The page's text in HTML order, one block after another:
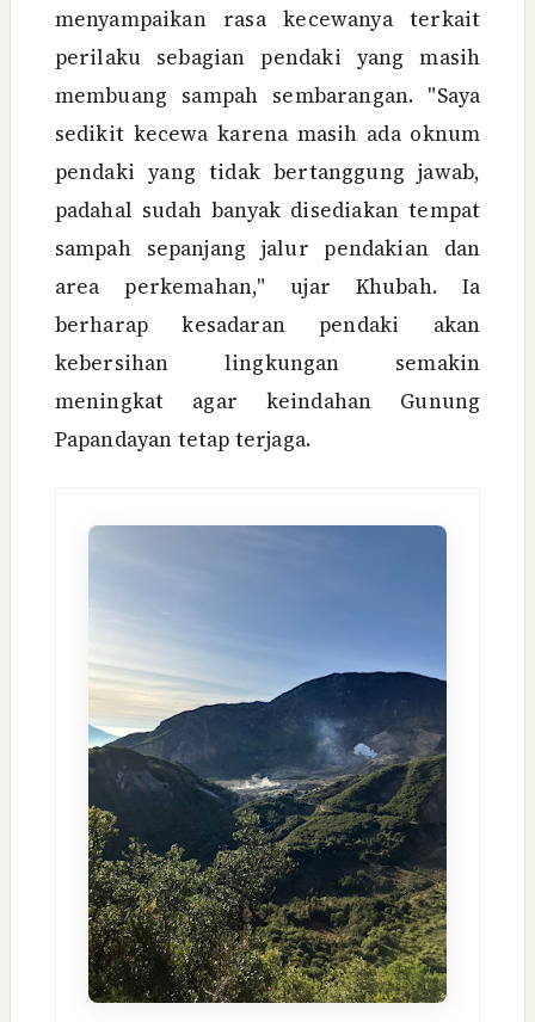
menyampaikan rasa kecewanya terkait
perilaku sebagian pendaki yang masih
membuang sampah sembarangan. "Saya
sedikit kecewa karena masih ada oknum
pendaki yang tidak bertanggung jawab,
padahal sudah banyak disediakan tempat
sampah sepanjang jalur pendakian dan
area perkemahan," ujar Khubah. Ia
berharap kesadaran pendaki akan
kebersihan lingkungan semakin
meningkat agar keindahan Gunung
Papandayan tetap terjaga.